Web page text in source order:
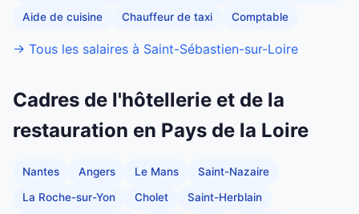
Aide de cuisine Chauffeur de taxi Comptable
→ Tous les salaires à Saint-Sébastien-sur-Loire
Cadres de l'hôtellerie et de la
restauration en Pays de la Loire
Nantes Angers Le Mans Saint-Nazaire
La Roche-sur-Yon Cholet Saint-Herblain